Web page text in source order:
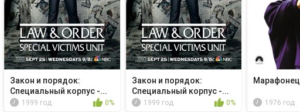
Закон и порядок:
Специальный корпус -...
1999 год 0%
Закон и порядок:
Специальный корпус -...
1999 год 0%
Марафонец
1976 год